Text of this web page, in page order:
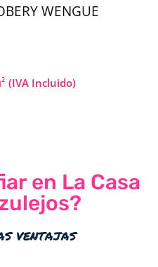
WENGUE
2 (IVA Incluido)
en La Casa
ventajas